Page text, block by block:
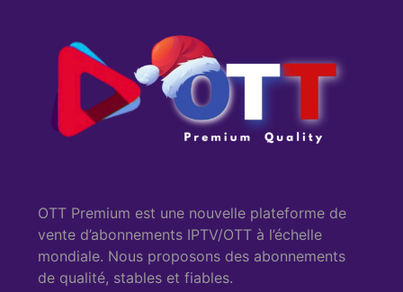
OTT Premium est une nouvelle plateforme de
vente d’abonnements IPTV/OTT à l’échelle
mondiale. Nous proposons des abonnements
de qualité, stables et fiables.